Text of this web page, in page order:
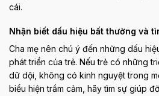
cái.
Nhận biết dấu hiệu bất thường và
Cha mẹ nên chú ý đến những dấu
phát triển của trẻ. Nếu trẻ có những
dữ dội, không có kinh nguyệt trong
biểu hiện trầm cảm, hãy tìm sự giúp